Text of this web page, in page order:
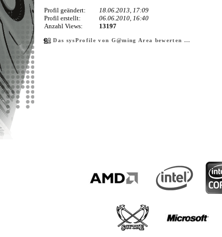
Profil geändert:
18.06.2013, 17:09
Profil erstellt:
06.06.2010, 16:40
Anzahl Views:
13197
Das sysProfile von G@ming Area bewerten ...